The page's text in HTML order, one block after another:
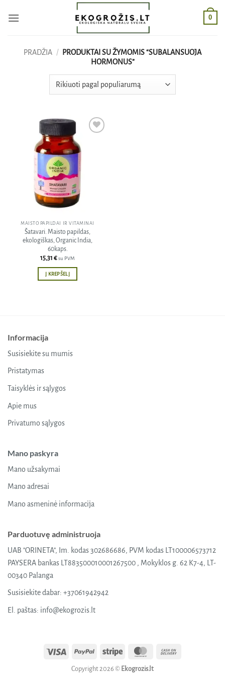
0
PRADŽIA /
PRODUKTAI SU ŽYMOMIS “SUBALANSUOJA
HORMONUS”
MAISTO PAPILDAI IR VITAMINAI
Šatavari. Maisto papildas,
ekologiškas, Organic India,
60kaps.
15,31 €su PVM
Į KREPŠELĮ
Informacija
Susisiekite su mumis
Pristatymas
Taisyklės ir sąlygos
Apie mus
Privatumo sąlygos
Mano paskyra
Mano užsakymai
Mano adresai
Mano asmeninė informacija
Parduotuvę administruoja
UAB "ORINETA", Im. kodas 302686686, PVM kodas LT100006573712
PAYSERA bankas LT883500010001267500 , Mokyklos g. 62 K7-4, LT-
00340 Palanga
Susisiekite dabar: +37061942942
El. paštas: info@ekogrozis.lt
Visa PayPal Stripe MasterCard
Copyright 2026 © Ekogrozis.lt